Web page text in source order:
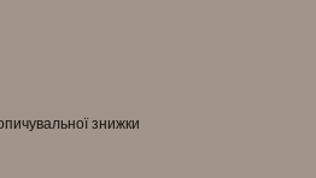
знижки